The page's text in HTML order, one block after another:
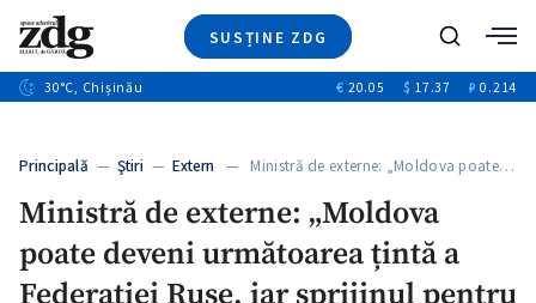
SUSȚINE ZDG
Ştiri
+10
Video
Special
+1
Blog
ZdGust
Caută
30°C, Chișinău € 20.05 $ 17.37 ₽ 0.214
Principală — Ştiri — Extern — Ministră de externe: „Moldova poate…
Ministră de externe: „Moldova
poate deveni următoarea țintă a